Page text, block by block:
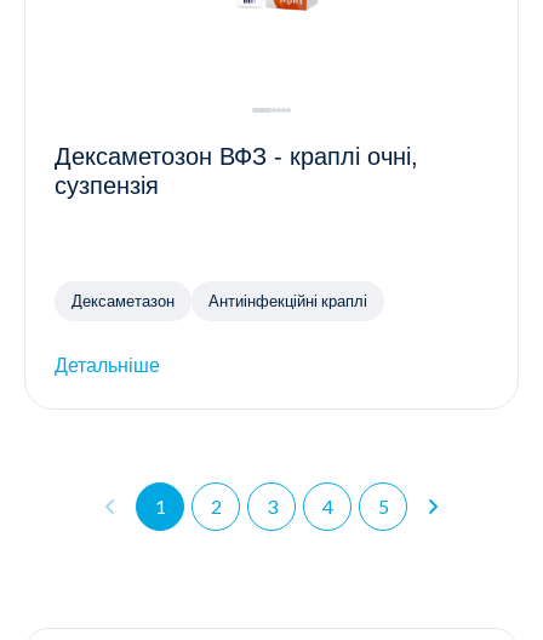
Дексаметозон ВФЗ - краплі очні,
сузпензія
Дексаметазон Антиінфекційні краплі
Детальніше
1 2 3 4 5